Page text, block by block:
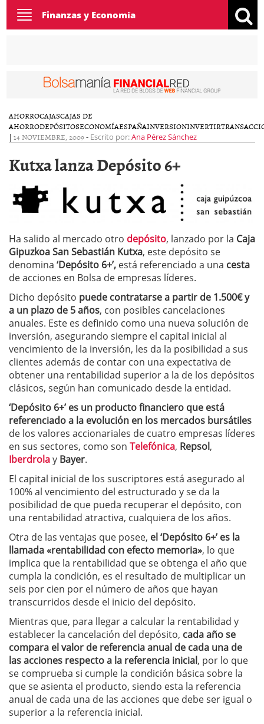
Toggle
navigation
Finanzas y Economía
AHORROCAJASCAJAS DE
AHORRODEPÓSITOSECONOMÍAESPAÑAINVERSIONINVERTIR
| 14 NOVIEMBRE, 2009- Escrito por:Ana Pérez Sánchez
Kutxa lanza Depósito 6+
Ha salido al mercado otro depósito, lanzado por la Caja
Gipuzkoa San Sebastián Kutxa, este depósito se
denomina ‘Depósito 6+’, está referenciado a una cesta
de acciones en Bolsa de empresas líderes.
Dicho depósito puede contratarse a partir de 1.500€ y
a un plazo de 5 años, con posibles cancelaciones
anuales. Este es definido como una nueva solución de
inversión, asegurando siempre el capital inicial al
vencimiento de la inversión, les da la posibilidad a sus
clientes además de contar con una expectativa de
obtener una rentabilidad superior a la de los depósitos
clásicos, según han comunicado desde la entidad.
‘Depósito 6+’ es un producto financiero que está
referenciado a la evolución en los mercados bursátiles
de los valores accionariales de cuatro empresas líderes
en sus sectores, como son Telefónica, Repsol,
Iberdrolay Bayer.
El capital inicial de los suscriptores está asegurado al
100% al vencimiento del estructurado y se da la
posibilidad de que pueda recuperar el depósito, con
una rentabilidad atractiva, cualquiera de los años.
Otra de las ventajas que posee, el ‘Depósito 6+’ es la
llamada «rentabilidad con efecto memoria», lo que
implica que la rentabilidad que se obtenga el año que
cumpla la condición, es el resultado de multiplicar un
seis por cien por el número de años que hayan
transcurridos desde el inicio del depósito.
Mientras que, para llegar a calcular la rentabilidad y
establecer la cancelación del depósito, cada año se
compara el valor de referencia anual de cada una de
las acciones respecto a la referencia inicial, por lo que
se comprueba si cumple la condición básica sobre la
que se asienta el producto, siendo esta la referencia
anual de cada una de las acciones que debe ser igual o
superior a la referencia inicial.